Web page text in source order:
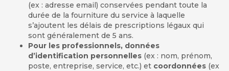
(ex : adresse email) conservées pendant toute la
durée de la fourniture du service à laquelle
s’ajoutent les délais de prescriptions légaux qui
sont généralement de 5 ans.
Pour les professionnels, données
d’identification personnelles (ex : nom, prénom,
poste, entreprise, service, etc.) et coordonnées (ex